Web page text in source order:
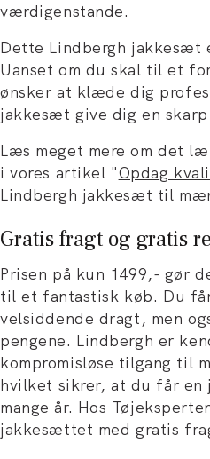
værdigenstande.
Dette Lindbergh jakkesæt
Uanset om du skal til et
ønsker at klæde dig
jakkesæt give dig en
Læs meget mere om det
i vores artikel "Opdag
Lindbergh jakkesæt til
Gratis fragt og gratis
Prisen på kun 1499,- gør
til et fantastisk køb. Du
velsiddende dragt, men
pengene. Lindbergh er
kompromisløse tilgang til
hvilket sikrer, at du får
mange år. Hos
jakkesættet med gratis